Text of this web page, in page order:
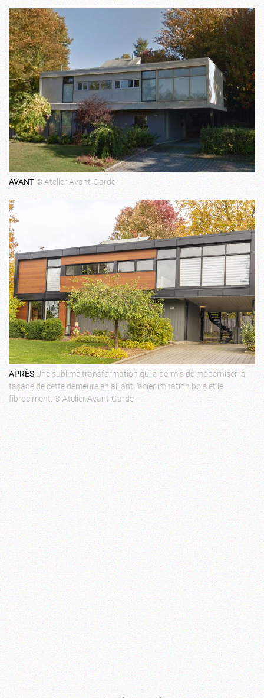
AVANT© Atelier Avant-Garde
APRÈSUne sublime transformation qui a permis de moderniser la
façade de cette demeure en alliant l’acier imitation bois et le
fibrociment. © Atelier Avant-Garde